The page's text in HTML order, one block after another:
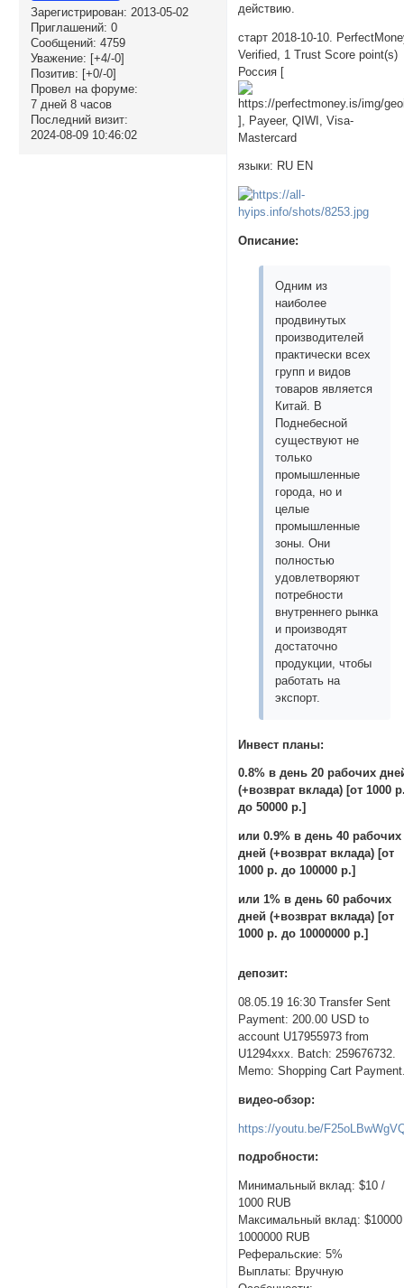
Зарегистрирован: 2013-05-02
Приглашений: 0
Сообщений: 4759
Уважение: [+4/-0]
Позитив: [+0/-0]
Провел на форуме:
7 дней 8 часов
Последний визит:
2024-08-09 10:46:02
действию.
старт 2018-10-10.
Verified, 1 Trust Score point(s)
Россия [
], Payeer, QIWI, Visa-
Mastercard
языки: RU EN
Описание:
Одним из
наиболее
продвинутых
производителей
практически всех
групп и видов
товаров является
Китай. В
Поднебесной
существуют не
только
промышленные
города, но и
целые
промышленные
зоны. Они
полностью
удовлетворяют
потребности
внутреннего рынка
и производят
достаточно
продукции, чтобы
работать на
экспорт.
Инвест планы:
0.8% в день 20 рабочих
(+возврат вклада) [от 1000
до 50000 р.]
или 0.9% в день 40 рабочих
дней (+возврат вклада) [от
1000 р. до 100000 р.]
или 1% в день 60 рабочих
дней (+возврат вклада) [от
1000 р. до 10000000 р.]
депозит:
08.05.19 16:30 Transfer Sent
Payment: 200.00 USD to
account U17955973 from
U1294xxx. Batch: 259676732.
Memo: Shopping Cart
видео-обзор:
https://youtu.be/
подробности:
Минимальный вклад: $10 /
1000 RUB
Максимальный вклад:
1000000 RUB
Реферальские: 5%
Выплаты: Вручную